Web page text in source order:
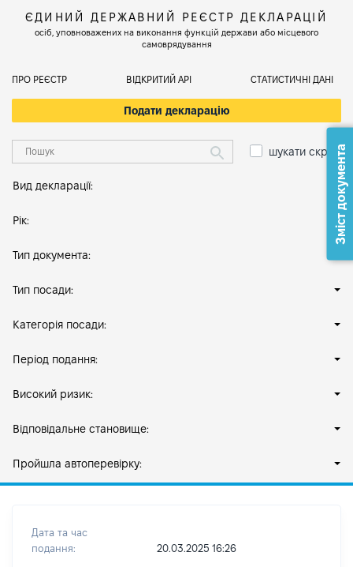
ЄДИНИЙ ДЕРЖАВНИЙ РЕЄСТР ДЕКЛАРАЦІЙ
осіб, уповноважених на виконання функцій держави або місцевого
самоврядування
ПРО РЕЄСТР ВІДКРИТИЙ АРІ СТАТИСТИЧНІ ДАНІ
Подати декларацію
шукати скрізь
Вид декларації:
Рік:
Тип документа:
Тип посади:
Категорія посади:
Період подання:
Високий ризик:
Відповідальне становище:
Пройшла автоперевірку:
Дата та час
подання:
20.03.2025 16:26
Зміст документа